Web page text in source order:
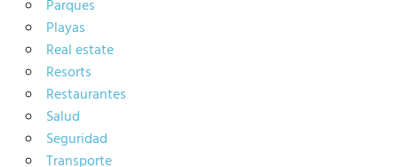
Parques
Playas
Real estate
Resorts
Restaurantes
Salud
Seguridad
Transporte